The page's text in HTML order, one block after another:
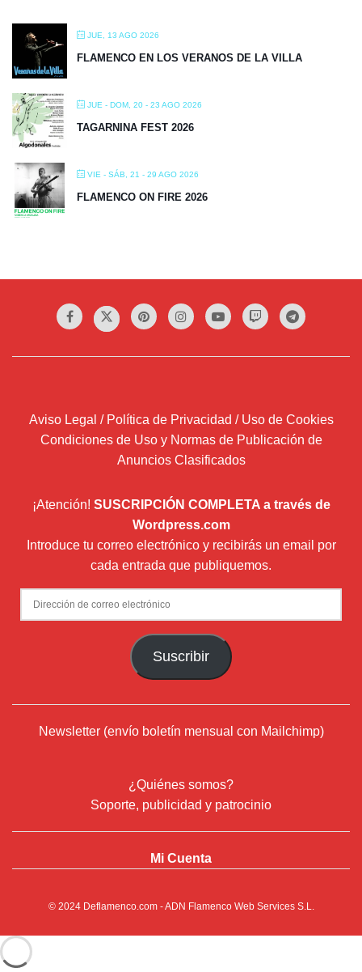
JUE, 13 AGO 2026
FLAMENCO EN LOS VERANOS DE LA VILLA
JUE - DOM, 20 - 23 AGO 2026
TAGARNINA FEST 2026
VIE - SÁB, 21 - 29 AGO 2026
FLAMENCO ON FIRE 2026
Aviso Legal / Política de Privacidad / Uso de Cookies
Condiciones de Uso y Normas de Publicación de
Anuncios Clasificados
¡Atención! SUSCRIPCIÓN COMPLETA a través de
Wordpress.com
Introduce tu correo electrónico y recibirás un email por
cada entrada que publiquemos.
Dirección
de
Suscribir
Newsletter (envío boletín mensual con Mailchimp)
¿Quiénes somos?
Soporte, publicidad y patrocinio
Mi Cuenta
© 2024 Deflamenco.com- ADN Flamenco Web Services S.L.